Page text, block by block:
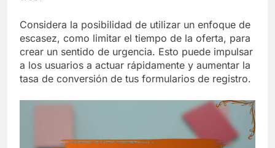
Considera la posibilidad de utilizar un enfoque de
escasez, como limitar el tiempo de la oferta, para
crear un sentido de urgencia. Esto puede impulsar
a los usuarios a actuar rápidamente y aumentar la
tasa de conversión de tus formularios de registro.